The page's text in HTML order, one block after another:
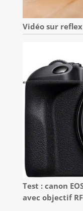
Vidéo sur
Test : canon
avec objectif